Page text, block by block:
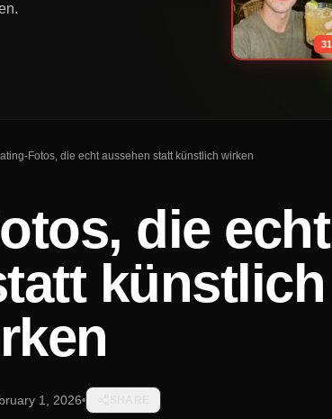
31
Fotos, die echt aussehen statt künstlich wirken
die echt
künstlich
1, 2026